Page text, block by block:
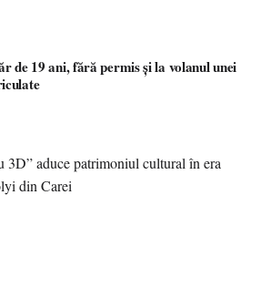
de 19 ani, fără permis și la volanul unei